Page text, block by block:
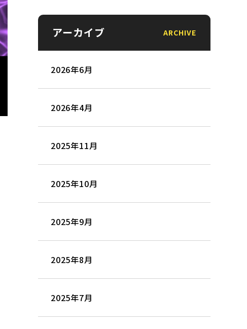
アーカイブ ARCHIVE
2026年6月
2026年4月
2025年11月
2025年10月
2025年9月
2025年8月
2025年7月